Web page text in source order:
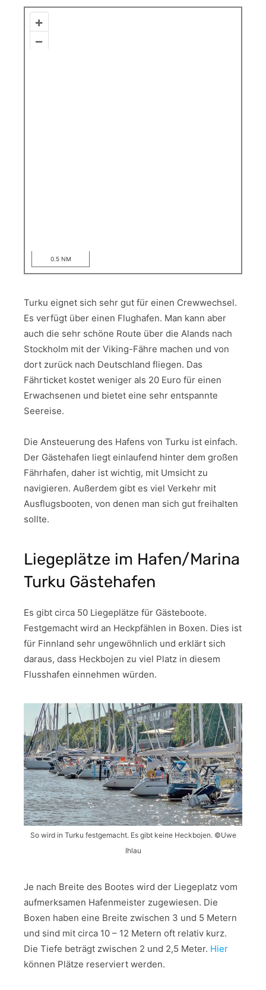
+
–
0.5 NM
Turku eignet sich sehr gut für einen Crewwechsel.
Es verfügt über einen Flughafen. Man kann aber
auch die sehr schöne Route über die Alands nach
Stockholm mit der Viking-Fähre machen und von
dort zurück nach Deutschland fliegen. Das
Fährticket kostet weniger als 20 Euro für einen
Erwachsenen und bietet eine sehr entspannte
Seereise.
Die Ansteuerung des Hafens von Turku ist einfach.
Der Gästehafen liegt einlaufend hinter dem großen
Fährhafen, daher ist wichtig, mit Umsicht zu
navigieren. Außerdem gibt es viel Verkehr mit
Ausflugsbooten, von denen man sich gut freihalten
sollte.
Liegeplätze im Hafen/Marina
Turku Gästehafen
Es gibt circa 50 Liegeplätze für Gästeboote.
Festgemacht wird an Heckpfählen in Boxen. Dies ist
für Finnland sehr ungewöhnlich und erklärt sich
daraus, dass Heckbojen zu viel Platz in diesem
Flusshafen einnehmen würden.
So wird in Turku festgemacht. Es gibt keine Heckbojen. ©Uwe
Ihlau
Je nach Breite des Bootes wird der Liegeplatz vom
aufmerksamen Hafenmeister zugewiesen. Die
Boxen haben eine Breite zwischen 3 und 5 Metern
und sind mit circa 10 – 12 Metern oft relativ kurz.
Die Tiefe beträgt zwischen 2 und 2,5 Meter. Hier
können Plätze reserviert werden.